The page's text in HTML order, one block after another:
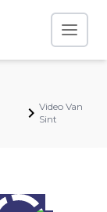
Video Van
Sint